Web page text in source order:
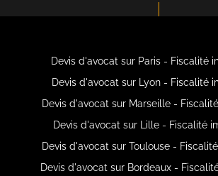
Devis d'avocat sur Paris - Fiscalité
Devis d'avocat sur Lyon - Fiscalité
Devis d'avocat sur Marseille -
Devis d'avocat sur Lille - Fiscalité
Devis d'avocat sur Toulouse -
Devis d'avocat sur Bordeaux -